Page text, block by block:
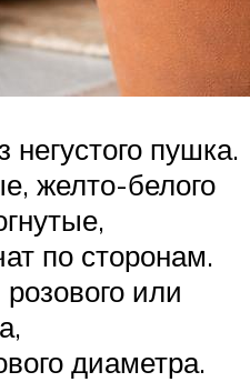
пушка.
желто-белого
по сторонам.
или
диаметра.